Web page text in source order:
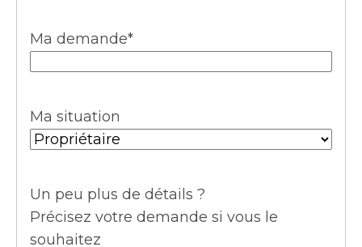
Ma demande*
Ma situation
Un peu plus de détails ?
Précisez votre demande si vous le
souhaitez